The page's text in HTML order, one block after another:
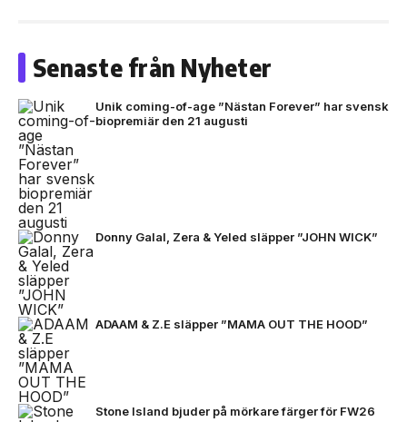
Senaste från Nyheter
Unik coming-of-age ”Nästan Forever” har svensk
biopremiär den 21 augusti
Donny Galal, Zera & Yeled släpper ”JOHN WICK”
ADAAM & Z.E släpper ”MAMA OUT THE HOOD”
Stone Island bjuder på mörkare färger för FW26